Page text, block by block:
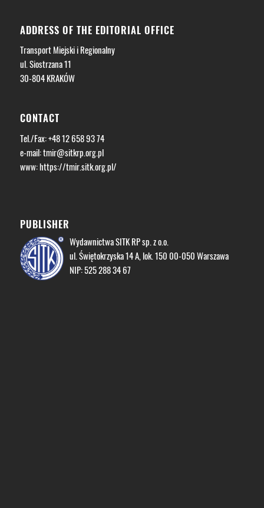
ADDRESS OF THE EDITORIAL OFFICE
Transport Miejski i Regionalny
ul. Siostrzana 11
30-804 KRAKÓW
CONTACT
Tel./Fax: +48 12 658 93 74
e-mail:tmir@sitkrp.org.pl
www: https://tmir.sitk.org.pl/
PUBLISHER
Wydawnictwa SITK RP sp. z o.o.
ul. Świętokrzyska 14 A, lok. 150 00-050 Warszawa
NIP: 525 288 34 67